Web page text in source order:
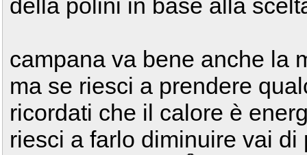
della polini in base alla
campana va bene anche la
ma se riesci a prendere
ricordati che il calore è
riesci a farlo diminuire vai